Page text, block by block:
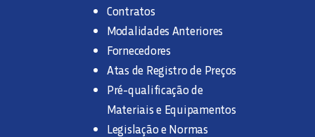
Contratos
Modalidades Anteriores
Fornecedores
Atas de Registro de Preços
Pré-qualificação de
Materiais e Equipamentos
Legislação e Normas